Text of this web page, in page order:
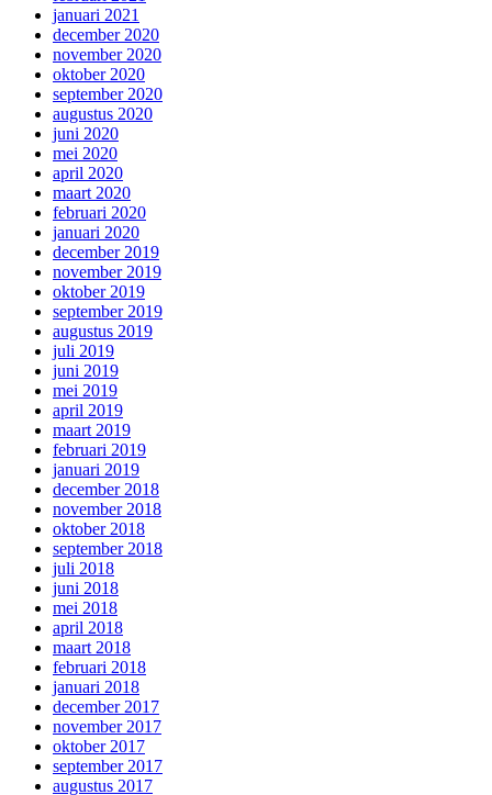
januari 2021
december 2020
november 2020
oktober 2020
september 2020
augustus 2020
juni 2020
mei 2020
april 2020
maart 2020
februari 2020
januari 2020
december 2019
november 2019
oktober 2019
september 2019
augustus 2019
juli 2019
juni 2019
mei 2019
april 2019
maart 2019
februari 2019
januari 2019
december 2018
november 2018
oktober 2018
september 2018
juli 2018
juni 2018
mei 2018
april 2018
maart 2018
februari 2018
januari 2018
december 2017
november 2017
oktober 2017
september 2017
augustus 2017